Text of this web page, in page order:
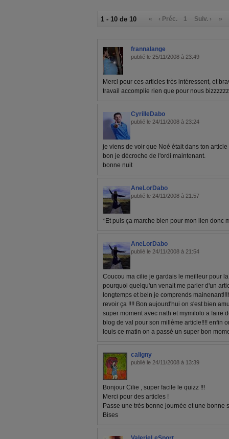
1 - 10 de 10 « ‹ Préc. 1 Suiv. › »
frannalange
publié le 25/11/2008 à 23:49
Merci pour ces articles très intéressent, et
travail accomplie rien que pour nous
CyrilleDabo
publié le 24/11/2008 à 23:24
je viens de voir que Noé était dans ton article
bon je décroche de l'ordi maintenant.
bonne nuit
AneLorDabo
publié le 24/11/2008 à 21:57
*Et puis ça marche bien pour mon lien donc
AneLorDabo
publié le 24/11/2008 à 21:54
Coucou ma cilie je gardais le meilleur pour
pourquoi quelqu'un venait me parler d'un
longtemps et bein je comprends
revoir ça !!!! Bon aujourd'hui on s'est bien
super moment avec nath et mymilolo a faire
blog de val pour son millème article!!!! enfin
louis ce matin on a passé un super bon
caligny
publié le 24/11/2008 à 13:39
Bonjour Cilie , super facile le quizz !!!
Merci pour des articles !
Passe une très bonne journée et une bonne
Bises